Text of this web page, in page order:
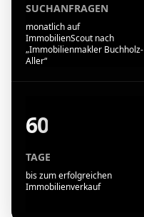
SUCHANFRAGEN
monatlich auf
ImmobilienScout nach
„Immobilienmakler Buchholz-
Aller“
60
TAGE
bis zum erfolgreichen
Immobilienverkauf